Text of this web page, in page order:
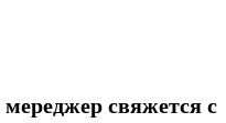
свяжется с